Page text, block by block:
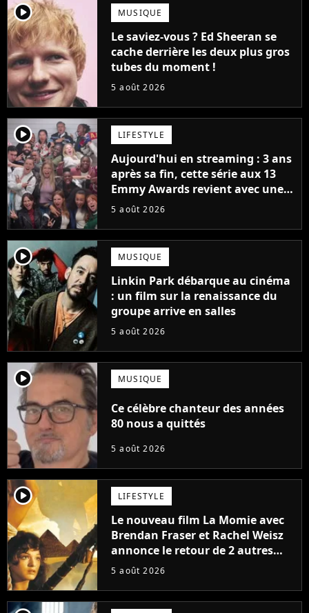
player2 MUSIQUE
Le saviez-vous ? Ed Sheeran se
cache derrière les deux plus gros
tubes du moment !
5 août 2026
player2 LIFESTYLE
Aujourd'hui en streaming : 3 ans
après sa fin, cette série aux 13
Emmy Awards revient avec une
suite... totalement différente
5 août 2026
player2 MUSIQUE
Linkin Park débarque au cinéma
: un film sur la renaissance du
groupe arrive en salles
5 août 2026
player2 MUSIQUE
Ce célèbre chanteur des années
80 nous a quittés
5 août 2026
player2 LIFESTYLE
Le nouveau film La Momie avec
Brendan Fraser et Rachel Weisz
annonce le retour de 2 autres
personnages emblématiques de
5 août 2026